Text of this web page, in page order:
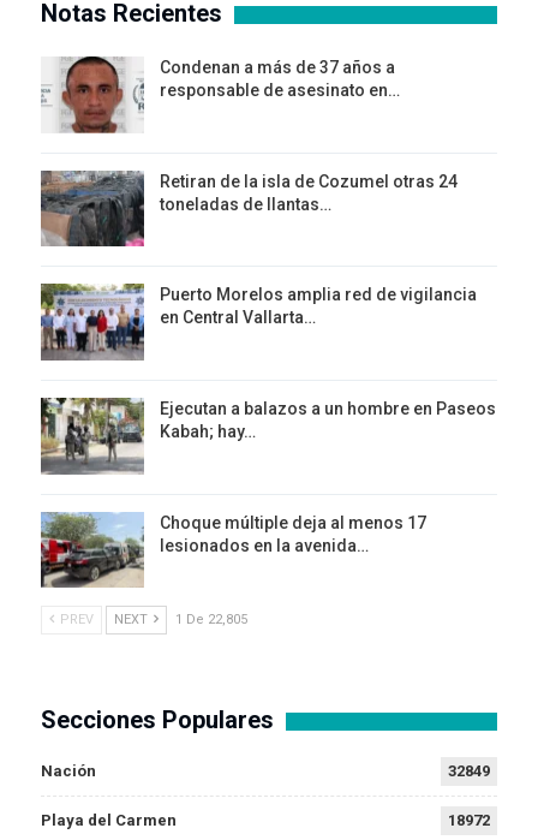
Notas Recientes
Condenan a más de 37 años a
responsable de asesinato en…
Retiran de la isla de Cozumel otras 24
toneladas de llantas…
Puerto Morelos amplia red de vigilancia
en Central Vallarta…
Ejecutan a balazos a un hombre en Paseos
Kabah; hay…
Choque múltiple deja al menos 17
lesionados en la avenida…
PREV NEXT 1 De 22,805
Secciones Populares
Nación 32849
Playa del Carmen 18972